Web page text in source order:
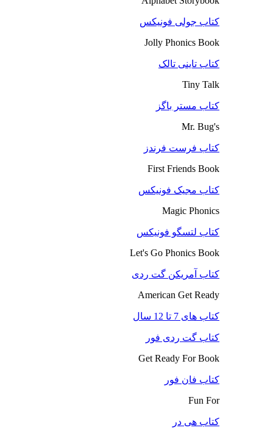
کتاب جولی فونیکس
Jolly Phonics Book
کتاب تاینی تالک
Tiny Talk
کتاب مستر باگز
Mr. Bug's
کتاب فرست فرندز
First Friends Book
کتاب مجیک فونیکس
Magic Phonics
کتاب لتسگو فونیکس
Let's Go Phonics Book
کتاب آمریکن گت ردی
American Get Ready
کتاب های 7 تا 12 سال
کتاب گت ردی فور
Get Ready For Book
کتاب فان فور
Fun For
کتاب هی در